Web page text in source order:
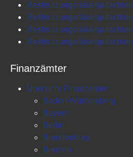
Restnutzungsdauergutachten
Restnutzungsdauergutachten
Restnutzungsdauergutachten
Restnutzungsdauergutachten
Finanzämter
Übersicht Finanzämter
Baden-Württemberg
Bayern
Berlin
Brandenburg
Bremen